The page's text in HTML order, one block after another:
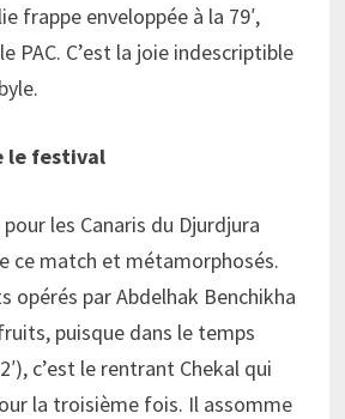
frappe enveloppée à la 79′,
PAC. C’est la joie indescriptible
le festival
pour les Canaris du Djurdjura
ce match et métamorphosés.
opérés par Abdelhak Benchikha
puisque dans le temps
c’est le rentrant Chekal qui
la troisième fois. Il assomme